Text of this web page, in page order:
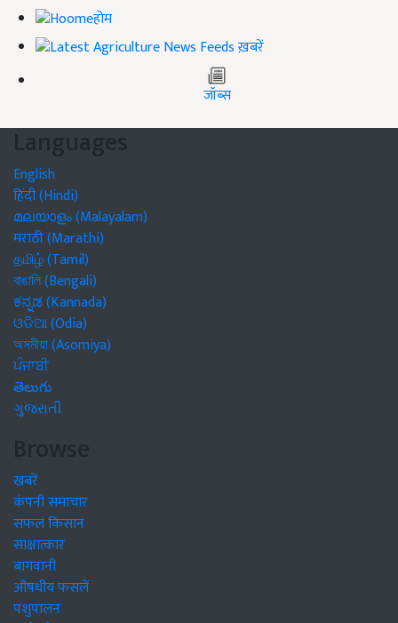
होम
ख़बरें
जॉब्स
Languages
English
हिंदी (Hindi)
മലയാളം (Malayalam)
मराठी (Marathi)
தமிழ் (Tamil)
বাঙালি (Bengali)
ಕನ್ನಡ (Kannada)
ଓଡିଆ (Odia)
অসমীয়া (Asomiya)
ਪੰਜਾਬੀ
తెలుగు
ગુજરાતી
Browse
खबरें
कंपनी समाचार
सफल किसान
साक्षात्कार
बागवानी
औषधीय फसलें
पशुपालन